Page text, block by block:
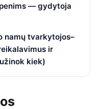
— gydytoja
namų tvarkytojos–
ir
kiek)